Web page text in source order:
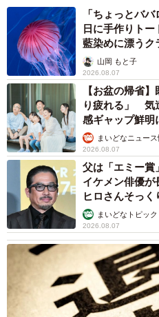
息子のプラレール影絵の動画
メントしてくださいました皆
ます。
おかげさまで、タカラトミー
くことができました😊
— Nuno (@TNHokkaido)
タカラトミーの奥田さんによ
は、社内でもかなり話題にな
「お世話になっている鉄道会
あがっていたね！”というご連
の想いが詰まった素敵な作品
す」（タカラトミー 奥田さ
「ちょっとバ
日に手作りト
藍染めに漂う
ごい」山岡 もと子
2026.08.07
【お盆の帰省
り疲れる」 気
感ギャップ鮮明
まいどなニュー
2026.08.07
父は「エミー
イケメン俳優が
ヒロさんそっく
まいどなトピック
2026.08.07